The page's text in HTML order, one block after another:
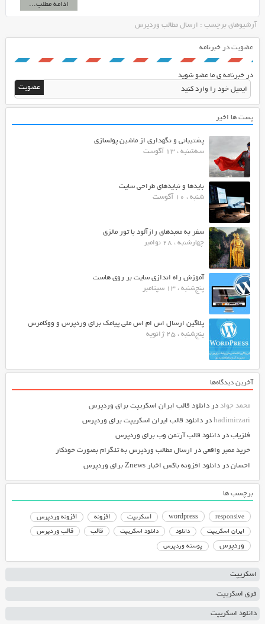
ادامه مطلب...
آرشیوهای برچسب : ارسال مطالب وردپرس
عضویت در خبرنامه
در خبرنامه ی ما عضو شوید
پست ها اخیر
پشتیبانی و نگهداری از ماشین پولسازی
سه‌شنبه ، 13 آگوست
بایدها و نبایدهای طراحی سایت
شنبه ، 10 آگوست
سفر به معبدهای رازآلود با تور مالزی
چهارشنبه ، 28 نوامبر
آموزش راه اندازی سایت بر روی هاست
پنج‌شنبه ، 13 سپتامبر
پلاگین ارسال اس ام اس ملی پیامک برای وردپرس و ووکامرس
پنج‌شنبه ، 25 ژانویه
آخرین دیدگاه‌ها
محمد جواددر دانلود قالب ایران اسکریپت برای وردپرس
hadimirzariدر دانلود قالب ایران اسکریپت برای وردپرس
فلزیابدر دانلود قالب آرتمن وب برای وردپرس
خرید ممبر واقعیدر ارسال مطالب وردپرس به تلگرام بصورت خودکار
احساندر دانلود افزونه باکس اخبار Znews برای وردپرس
برچسب ها
responsive
wordpress اسکریپت افزونه افزونه وردپرس
ایران اسکریپت دانلود دانلود اسکریپت قالب قالب وردپرس
وردپرس پوسته وردپرس
اسکریپت
فری اسکریپت
دانلود اسکریپت